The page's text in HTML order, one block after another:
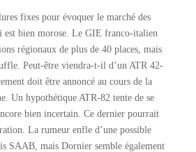
fixes pour évoquer le marché des
est bien morose. Le GIE franco-italien
régionaux de plus de 40 places, mais
Peut-être viendra-t-il d’un ATR 42-
doit être annoncé au cours de la
Un hypothétique ATR-82 tente de se
bien incertain. Ce dernier pourrait
La rumeur enfle d’une possible
SAAB, mais Dornier semble également